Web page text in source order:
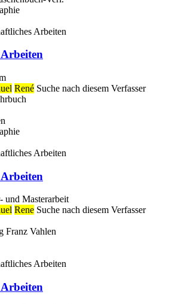
Arbeiten
René Suche nach diesem Verfasser
und Masterarbeit
Rene Suche nach diesem Verfasser
Franz Vahlen